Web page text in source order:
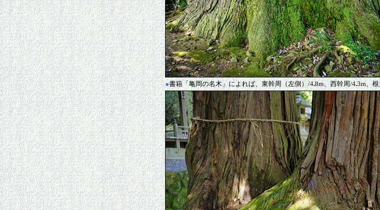
●書籍「亀岡の名木」によれば、東幹周（左側）/4.8m、西幹周/4.3m、